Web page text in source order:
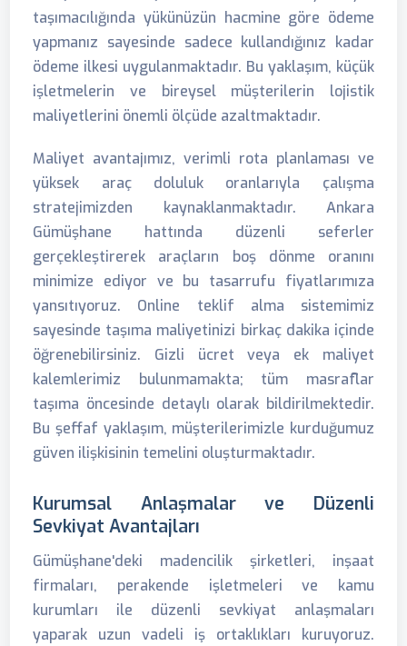
taşımacılığında yükünüzün hacmine göre ödeme
yapmanız sayesinde sadece kullandığınız kadar
ödeme ilkesi uygulanmaktadır. Bu yaklaşım, küçük
işletmelerin ve bireysel müşterilerin lojistik
maliyetlerini önemli ölçüde azaltmaktadır.
Maliyet avantajımız, verimli rota planlaması ve
yüksek araç doluluk oranlarıyla çalışma
stratejimizden kaynaklanmaktadır. Ankara
Gümüşhane hattında düzenli seferler
gerçekleştirerek araçların boş dönme oranını
minimize ediyor ve bu tasarrufu fiyatlarımıza
yansıtıyoruz. Online teklif alma sistemimiz
sayesinde taşıma maliyetinizi birkaç dakika içinde
öğrenebilirsiniz. Gizli ücret veya ek maliyet
kalemlerimiz bulunmamakta; tüm masraflar
taşıma öncesinde detaylı olarak bildirilmektedir.
Bu şeffaf yaklaşım, müşterilerimizle kurduğumuz
güven ilişkisinin temelini oluşturmaktadır.
Kurumsal Anlaşmalar ve Düzenli
Sevkiyat Avantajları
Gümüşhane'deki madencilik şirketleri, inşaat
firmaları, perakende işletmeleri ve kamu
kurumları ile düzenli sevkiyat anlaşmaları
yaparak uzun vadeli iş ortaklıkları kuruyoruz.